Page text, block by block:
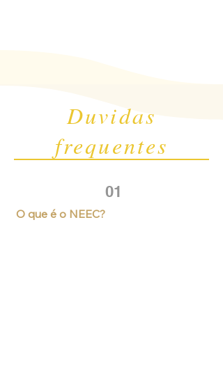
Duvidas
frequentes
01
O que é o NEEC?